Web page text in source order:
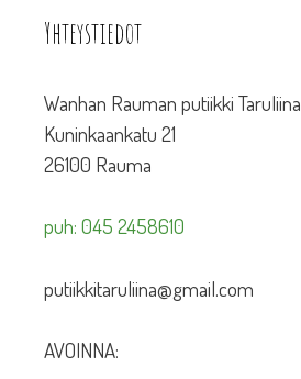
Yhteystiedot
Wanhan Rauman putiikki Taruliina
Kuninkaankatu 21
26100 Rauma
puh: 045 2458610
putiikkitaruliina@gmail.com
AVOINNA: